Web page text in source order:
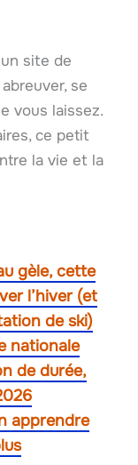
site de
se
vous laissez.
ce petit
la vie et la
gèle, cette
l’hiver (et
de ski)
nationale
de durée,
apprendre